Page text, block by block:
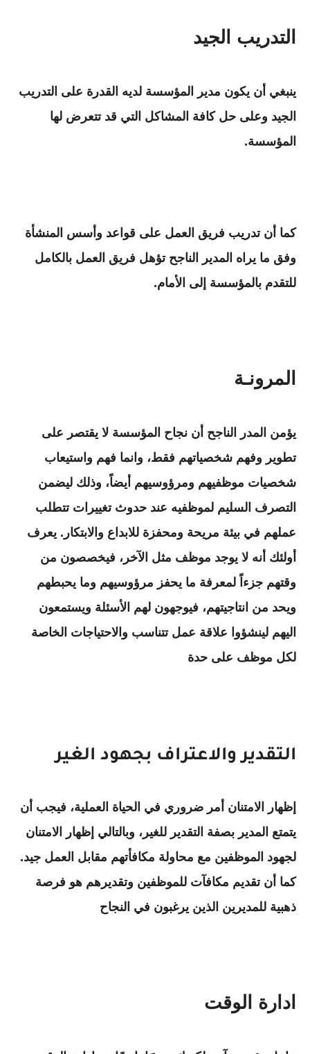
التدريب الجيد
ينبغي أن يكون مدير المؤسسة لديه القدرة على التدريب
الجيد وعلى حل كافة المشاكل التي قد تتعرض لها
المؤسسة.
كما أن تدريب فريق العمل على قواعد وأسس المنشأة
وفق ما يراه المدير الناجح تؤهل فريق العمل بالكامل
للتقدم بالمؤسسة إلى الأمام.
المرونـة
يؤمن المدر الناجح أن نجاح المؤسسة لا يقتصر على
تطوير وفهم شخصياتهم فقط، وانما فهم واستيعاب
شخصيات موظفيهم ومرؤوسيهم أيضاً، وذلك ليضمن
التصرف السليم لموظفيه عند حدوث تغييرات تتطلب
عملهم في بيئة مريحة ومحفزة للابداع والابتكار. يعرف
أولئك أنه لا يوجد موظف مثل الآخر، فيخصصون من
وقتهم جزءاً لمعرفة ما يحفز مرؤوسيهم وما يحبطهم
ويحد من انتاجيتهم، فيوجهون لهم الأسئلة ويستمعون
اليهم لينشؤوا علاقة عمل تتناسب والاحتياجات الخاصة
لكل موظف على حدة
التقدير والاعتراف بجهود الغير
إظهار الامتنان أمر ضروري في الحياة العملية، فيجب أن
يتمتع المدير بصفة التقدير للغير، وبالتالي إظهار الامتنان
لجهود الموظفين مع محاولة مكافأتهم مقابل العمل جيد.
كما أن تقديم مكافآت للموظفين وتقديرهم هو فرصة
ذهبية للمديرين الذين يرغبون في النجاح
ادارة الوقت